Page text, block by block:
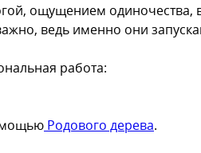
ощущением
ведь именно они
работа:
Родового дерева.